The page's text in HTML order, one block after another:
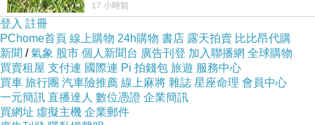
隨著科技日新月異，日曆或農民曆逐漸被手機、
平板電腦上的行事曆取代，上面所記載的節氣，
簡化成了幾年幾月幾日的提醒，依著節氣過日子
的重要與美好，也漸漸地被人們遺忘。
當？麵？還是炒飯？」 每天都在選擇
17 小時前
登入 註冊
PChome首頁 線上購物 24h購物 書店 露天拍賣 比比昂代購
新聞 /氣象 股市 個人新聞台 廣告刊登 加入聯播網 全球購物
買賣租屋 支付連 國際連 Pi 拍錢包 旅遊 服務中心
買車 旅行團 汽車險推薦 線上麻將 雜誌 星座命理 會員中心
一元簡訊 直播達人 數位憑證 企業簡訊
買網址 虛擬主機 企業郵件